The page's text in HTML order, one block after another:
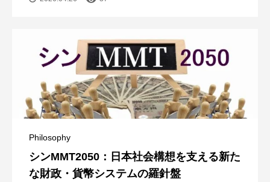
Philosophy
シンMMT2050：日本社会構想を支える新た
な財政・貨幣システムの羅針盤